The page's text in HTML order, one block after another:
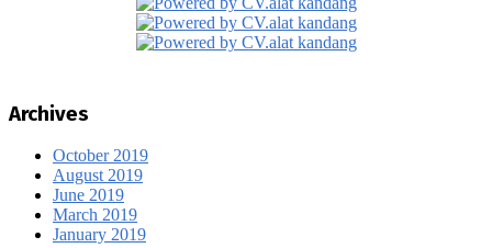
Archives
October 2019
August 2019
June 2019
March 2019
January 2019